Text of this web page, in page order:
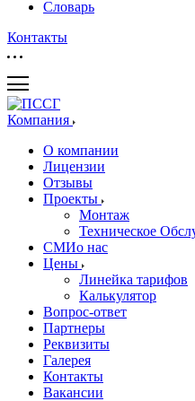
Словарь
Контакты
Компания
О компании
Лицензии
Отзывы
Проекты
Монтаж
Техническое
СМИо нас
Цены
Линейка тарифов
Калькулятор
Вопрос-ответ
Партнеры
Реквизиты
Галерея
Контакты
Вакансии